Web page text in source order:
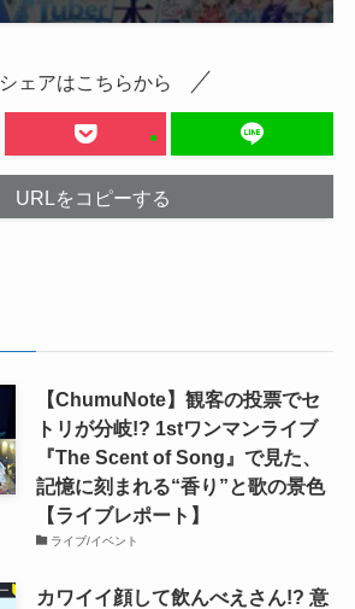
シェアはこちらから
URLをコピーする
【ChumuNote】観客の投票でセ
トリが分岐!? 1stワンマンライブ
『The Scent of Song』で見た、
記憶に刻まれる“香り”と歌の景色
【ライブレポート】
ライブ/イベント
カワイイ顔して飲んべえさん!? 意